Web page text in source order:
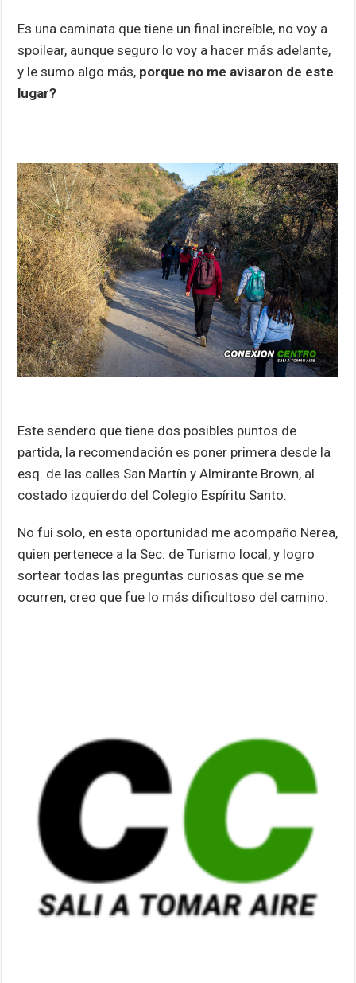
Es una caminata que tiene un final increíble, no voy a
spoilear, aunque seguro lo voy a hacer más adelante,
y le sumo algo más, porque no me avisaron de este
lugar?
Este sendero que tiene dos posibles puntos de
partida, la recomendación es poner primera desde la
esq. de las calles San Martín y Almirante Brown, al
costado izquierdo del Colegio Espíritu Santo.
No fui solo, en esta oportunidad me acompaño Nerea,
quien pertenece a la Sec. de Turismo local, y logro
sortear todas las preguntas curiosas que se me
ocurren, creo que fue lo más dificultoso del camino.